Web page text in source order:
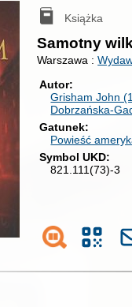
Książka
Samotny
Warszawa :
Autor
Grisham John
Dobrzańska-
Gatunek
Powieść
Symbol UKD
821.111(73)-3